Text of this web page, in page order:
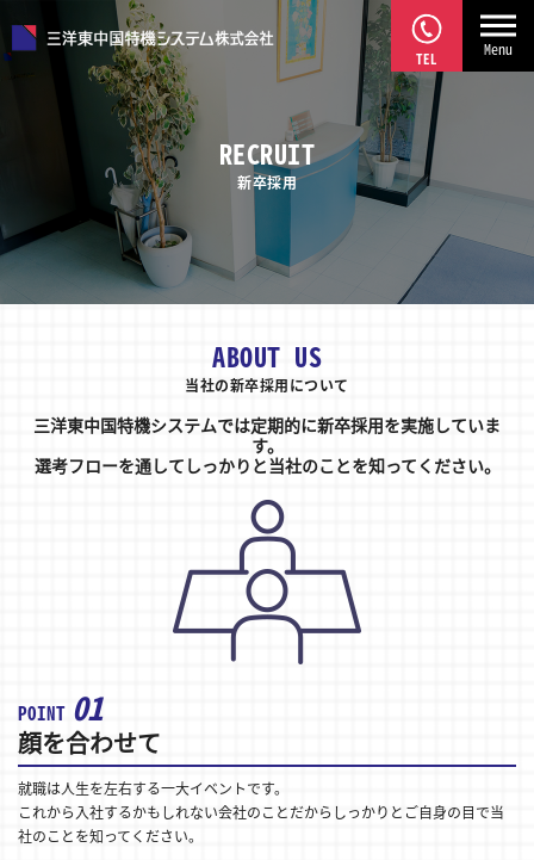
TEL Menu
RECRUIT
新卒採用
ABOUT US
当社の新卒採用について
三洋東中国特機システムでは定期的に新卒採用を実施していま
す。
選考フローを通してしっかりと当社のことを知ってください。
POINT 01
顔を合わせて
就職は人生を左右する一大イベントです。
これから入社するかもしれない会社のことだからしっかりとご自身の目で当
社のことを知ってください。